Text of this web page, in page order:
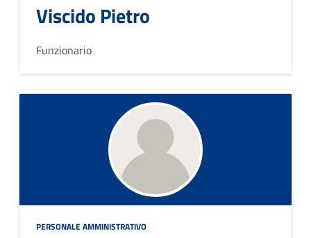
Viscido Pietro
Funzionario
PERSONALE AMMINISTRATIVO